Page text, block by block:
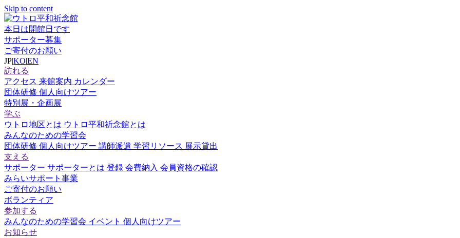
Skip to content
本日は開館日です
サポーター募集
ご寄付のお願い
JP|KO|EN
訪れる
アクセス 来館案内 カレンダー
団体研修 個人向けツアー
特別展・企画展
学ぶ
ウトロ地区とは ウトロ平和祈念館とは
みんなのための学習会
団体研修 個人向けツアー 講師派遣 学習リソース 展示貸出
支える
サポーター サポーターとは 登録 会費納入 会員資格の確認
みらいサポート事業
ご寄付のお願い
ボランティア
参加する
みんなのための学習会 イベント 個人向けツアー
お知らせ